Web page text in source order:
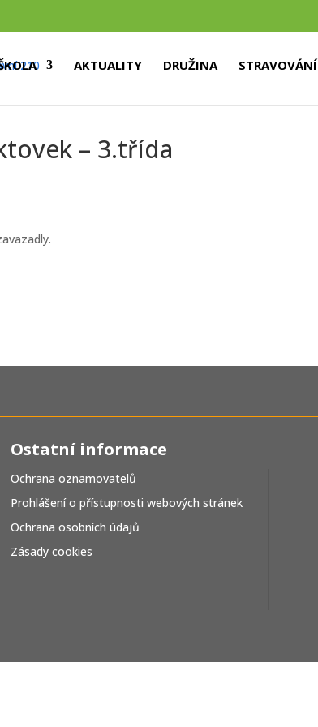
AKTUALITY DRUŽINA STRAVOVÁNÍ
– 3.třída
Ostatní informace
Ochrana oznamovatelů
Prohlášení o přístupnosti webových stránek
Ochrana osobních údajů
Zásady cookies